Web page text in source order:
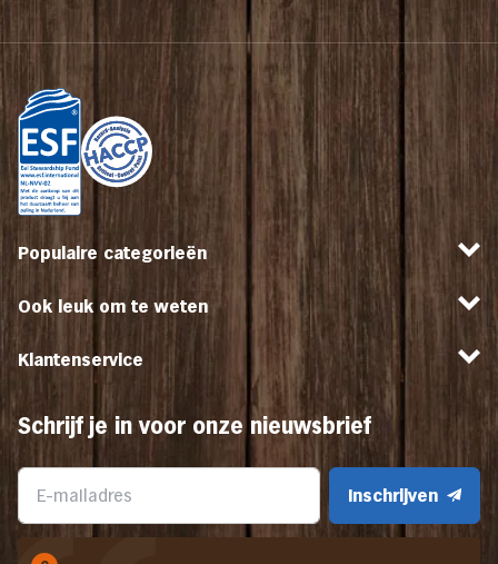
Populaire categorieën
Ook leuk om te weten
Klantenservice
Schrijf je in voor onze nieuwsbrief
Inschrijven